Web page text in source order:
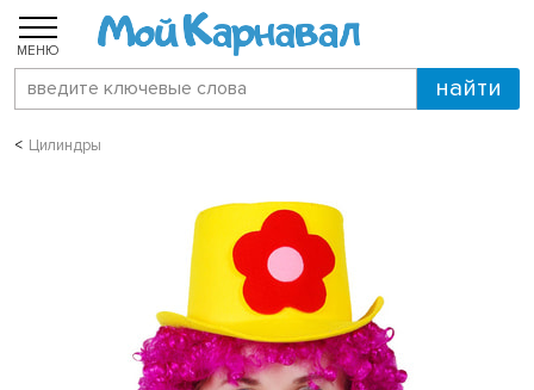
МЕНЮ
Цилиндры